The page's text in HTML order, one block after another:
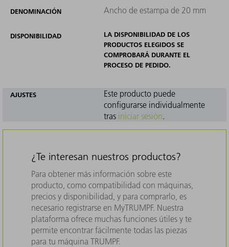
DENOMINACIÓN Ancho de estampa de 20 mm
DISPONIBILIDAD
LA DISPONIBILIDAD DE LOS
PRODUCTOS ELEGIDOS SE
COMPROBARÁ DURANTE EL
PROCESO DE PEDIDO.
AJUSTES
Este producto puede
configurarse individualmente
tras iniciar sesión.
¿Te interesan nuestros productos?
Para obtener más información sobre este
producto, como compatibilidad con máquinas,
precios y disponibilidad, y para comprarlo, es
necesario registrarse en MyTRUMPF. Nuestra
plataforma ofrece muchas funciones útiles y te
permite encontrar fácilmente todas las piezas
para tu máquina TRUMPF.